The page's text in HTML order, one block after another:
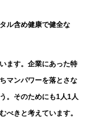
ル含め健康で健全な
ます。企業にあった特
マンパワーを落とさな
。そのためにも1人1人
べきと考えています。